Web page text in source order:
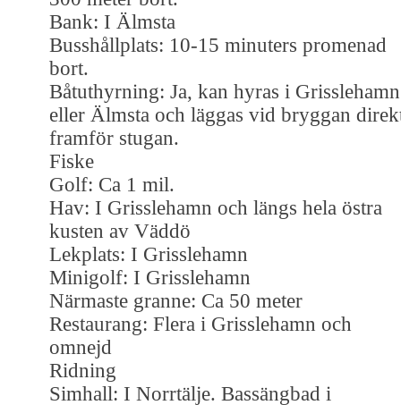
Bank: I Älmsta
Busshållplats: 10-15 minuters promenad
bort.
Båtuthyrning: Ja, kan hyras i Grisslehamn
eller Älmsta och läggas vid bryggan
framför stugan.
Fiske
Golf: Ca 1 mil.
Hav: I Grisslehamn och längs hela östra
kusten av Väddö
Lekplats: I Grisslehamn
Minigolf: I Grisslehamn
Närmaste granne: Ca 50 meter
Restaurang: Flera i Grisslehamn och
omnejd
Ridning
Simhall: I Norrtälje. Bassängbad i